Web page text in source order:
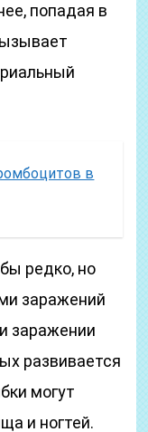
попадая в
в
редко, но
заражений
заражении
развивается
могут
и ногтей.